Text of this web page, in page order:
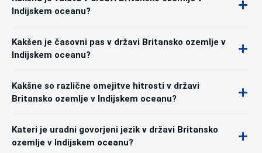
Indijskem oceanu?
Kakšen je časovni pas v državi Britansko ozemlje v
Indijskem oceanu?
Kakšne so različne omejitve hitrosti v državi
Britansko ozemlje v Indijskem oceanu?
Kateri je uradni govorjeni jezik v državi Britansko
ozemlje v Indijskem oceanu?